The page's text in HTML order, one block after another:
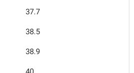
37.7
38.5
38.9